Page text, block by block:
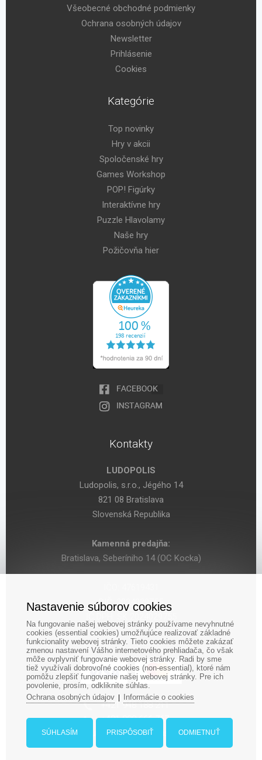
Všeobecné obchodné podmienky
Ochrana osobných údajov
Newsletter
Prihlásenie
Cookies
Kategórie
Top novinky
Hry v akcii
Spoločenské hry
Games Workshop
POP! Figúrky
Interaktívne hry
Puzzle Hlavolamy
Naše hry
Požičovňa hier
Kontakty
LUDOPOLIS
Ludopolis, s.r.o., Jégého 14
821 08 Bratislava
Slovenská Republika
Kamenná predajňa:
Bratislava, Seberíniho 14 (OC Kocka)
DIČ: 2024029755
‎+421 948 188 211
+421 908 666 767
ludopolis@ludopolis.sk
Nastavenie súborov cookies
Na fungovanie našej webovej stránky používame nevyhnutné
cookies (essential cookies) umožňujúce realizovať základné
funkcionality webovej stránky. Tieto cookies môžete zakázať
zmenou nastavení Vášho internetového prehliadača, čo však
môže ovplyvniť fungovanie webovej stránky. Radi by sme
tiež využívali dobrovoľné cookies (non-essential), ktoré nám
pomôžu zlepšiť fungovanie našej webovej stránky. Pre ich
povolenie, prosím, odkliknite súhlas.
Ochrana osobných údajov| Informácie o cookies
SÚHLASÍM PRISPÔSOBIŤ ODMIETNUŤ